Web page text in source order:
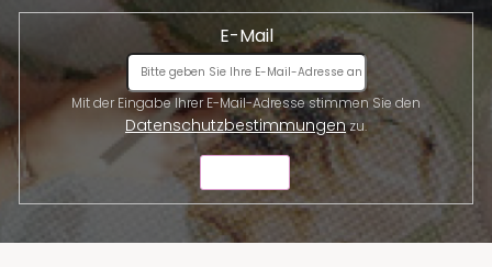
E-Mail
Datenschutzbestimmungenzu.